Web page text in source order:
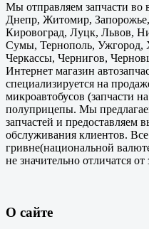
Мы отправляем запчасти
Днепр, Житомир,
Кировоград, Луцк, Львов,
Сумы, Тернополь, Ужгород,
Черкассы, Чернигов,
Интернет магазин
специализируется на
микроавтобусов (запчасти
полуприцепы. Мы
запчастей и предоставляем
обслуживания клиентов.
гривне(национальной
не значительно отличатся
О сайте